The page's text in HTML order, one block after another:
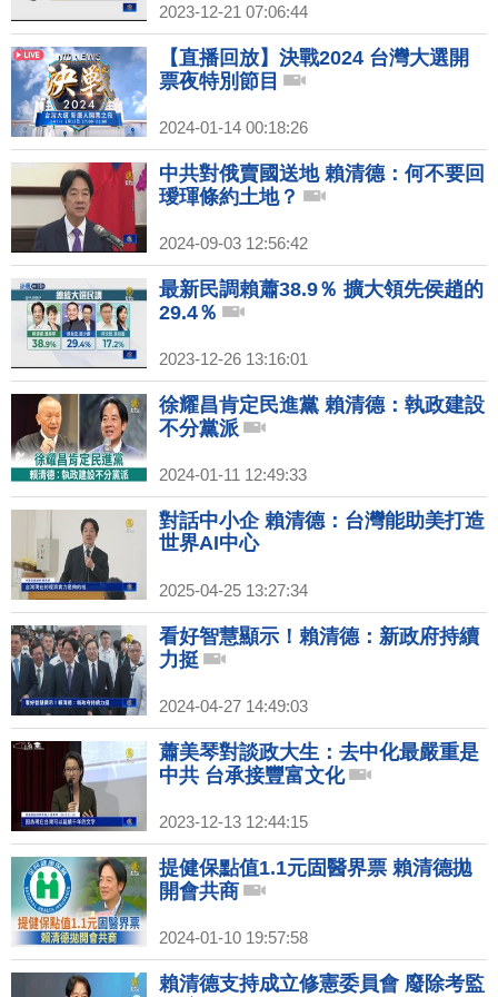
2023-12-21 07:06:44
【直播回放】決戰2024 台灣大選開
票夜特別節目
2024-01-14 00:18:26
中共對俄賣國送地 賴清德：何不要回
璦琿條約土地？
2024-09-03 12:56:42
最新民調賴蕭38.9％ 擴大領先侯趙的
29.4％
2023-12-26 13:16:01
徐耀昌肯定民進黨 賴清德：執政建設
不分黨派
2024-01-11 12:49:33
對話中小企 賴清德：台灣能助美打造
世界AI中心
2025-04-25 13:27:34
看好智慧顯示！賴清德：新政府持續
力挺
2024-04-27 14:49:03
蕭美琴對談政大生：去中化最嚴重是
中共 台承接豐富文化
2023-12-13 12:44:15
提健保點值1.1元固醫界票 賴清德拋
開會共商
2024-01-10 19:57:58
賴清德支持成立修憲委員會 廢除考監